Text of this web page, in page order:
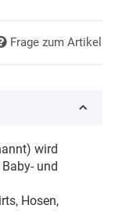
Frage zum Artikel
wird
und
Hosen,